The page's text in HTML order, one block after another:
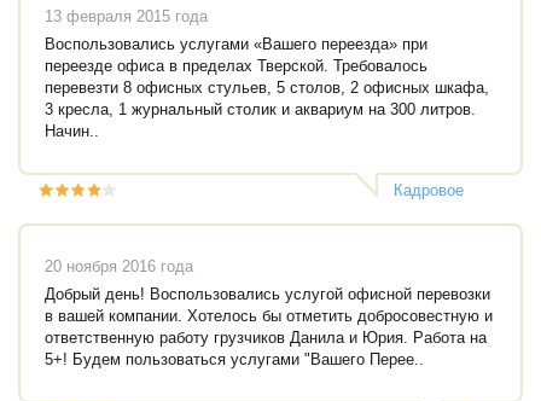
13 февраля 2015 года
Воспользовались услугами «Вашего переезда» при
переезде офиса в пределах Тверской. Требовалось
перевезти 8 офисных стульев, 5 столов, 2 офисных шкафа,
3 кресла, 1 журнальный столик и аквариум на 300 литров.
Начин..
Кадровое
"Интро"
20 ноября 2016 года
Добрый день! Воспользовались услугой офисной перевозки
в вашей компании. Хотелось бы отметить добросовестную и
ответственную работу грузчиков Данила и Юрия. Работа на
5+! Будем пользоваться услугами "Вашего Перее..